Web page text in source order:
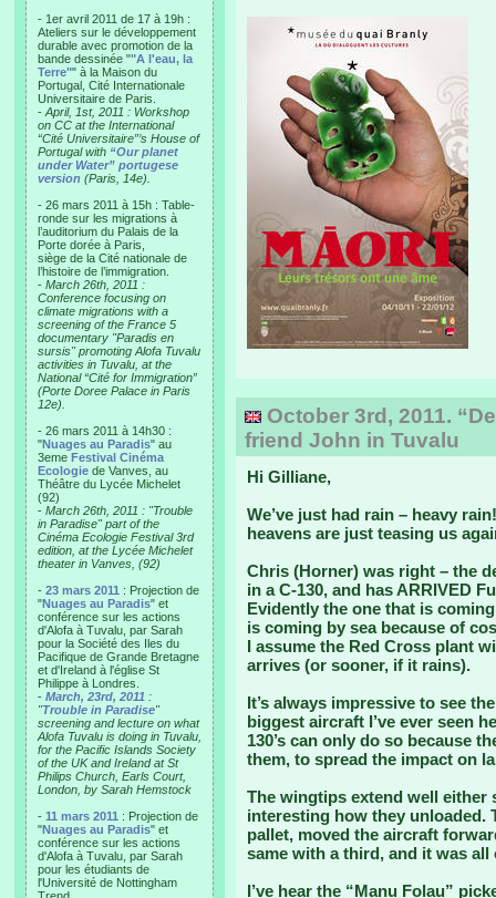
- 1er avril 2011 de 17 à 19h :
Ateliers sur le développement
durable avec promotion de la
bande dessinée ""A l'eau, la
Terre"" à la Maison du
Portugal, Cité Internationale
Universitaire de Paris.
- April, 1st, 2011 : Workshop
on CC at the International
“Cité Universitaire”’s House of
Portugal with “Our planet
under Water” portugese
version (Paris, 14e).
- 26 mars 2011 à 15h : Table-
ronde sur les migrations à
l’auditorium du Palais de la
Porte dorée à Paris,
siège de la Cité nationale de
l’histoire de l’immigration.
- March 26th, 2011 :
Conference focusing on
climate migrations with a
screening of the France 5
documentary "Paradis en
sursis" promoting Alofa Tuvalu
activities in Tuvalu, at the
National “Cité for Immigration”
(Porte Doree Palace in Paris
12e).
- 26 mars 2011 à 14h30 :
"Nuages au Paradis" au
3eme Festival Cinéma
Ecologie de Vanves, au
Théâtre du Lycée Michelet
(92)
- March 26th, 2011 : "Trouble
in Paradise" part of the
Cinéma Ecologie Festival 3rd
edition, at the Lycée Michelet
theater in Vanves, (92)
- 23 mars 2011 : Projection de
"Nuages au Paradis" et
conférence sur les actions
d'Alofa à Tuvalu, par Sarah
pour la Société des Iles du
Pacifique de Grande Bretagne
et d'Ireland à l'église St
Philippe à Londres.
- March, 23rd, 2011 :
"Trouble in Paradise"
screening and lecture on what
Alofa Tuvalu is doing in Tuvalu,
for the Pacific Islands Society
of the UK and Ireland at St
Philips Church, Earls Court,
London, by Sarah Hemstock
- 11 mars 2011 : Projection de
"Nuages au Paradis" et
conférence sur les actions
d'Alofa à Tuvalu, par Sarah
pour les étudiants de
l'Université de Nottingham
October 3rd, 2011.
friend John in Tuvalu
Hi Gilliane,
We’ve just had rain – heavy
heavens are just teasing us
Chris (Horner) was right – the
in a C-130, and has ARRIVED
Evidently the one that is
is coming by sea because of
I assume the Red Cross plant
arrives (or sooner, if it rains).
It’s always impressive to see
biggest aircraft I’ve ever seen
130’s can only do so because
them, to spread the impact on
The wingtips extend well either
interesting how they unloaded.
pallet, moved the aircraft
same with a third, and it was
I’ve hear the “Manu Folau”